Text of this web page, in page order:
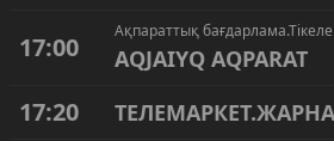
17:00
Ақпараттық
AQJAIYQ AQPARAT
17:20